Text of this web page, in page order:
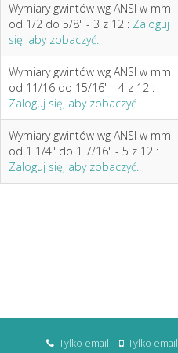
Wymiary gwintów wg ANSI w mm
od 1/2 do 5/8" - 3 z 12 : Zaloguj
się, aby zobaczyć.
Wymiary gwintów wg ANSI w mm
od 11/16 do 15/16" - 4 z 12 :
Zaloguj się, aby zobaczyć.
Wymiary gwintów wg ANSI w mm
od 1 1/4" do 1 7/16" - 5 z 12 :
Zaloguj się, aby zobaczyć.
Tylko email Tylko email